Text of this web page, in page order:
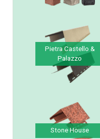
& Sandstone
Pietra Castello &
Palazzo